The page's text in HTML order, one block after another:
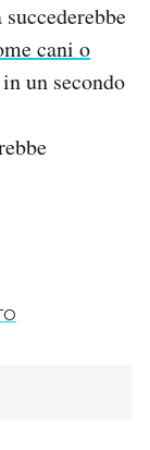
cani o
un secondo